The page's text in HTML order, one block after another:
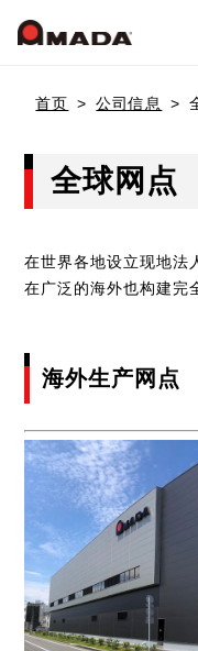
首页
公司信息
日本网点(冲压机械事
日本网点(冲压加工
全球网点
冲床机械
冲床加工自动化
弹簧成型机
天田冲压设备的目标
天田冲压设备的优势
业务介绍
交货实例
首页 公司信息
全球网点
在世界各地设立现地法
在广泛的海外也构建完
海外生产网点